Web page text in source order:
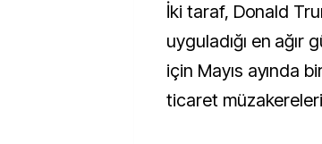
İki taraf, Donald
uyguladığı en
için Mayıs ayında
ticaret